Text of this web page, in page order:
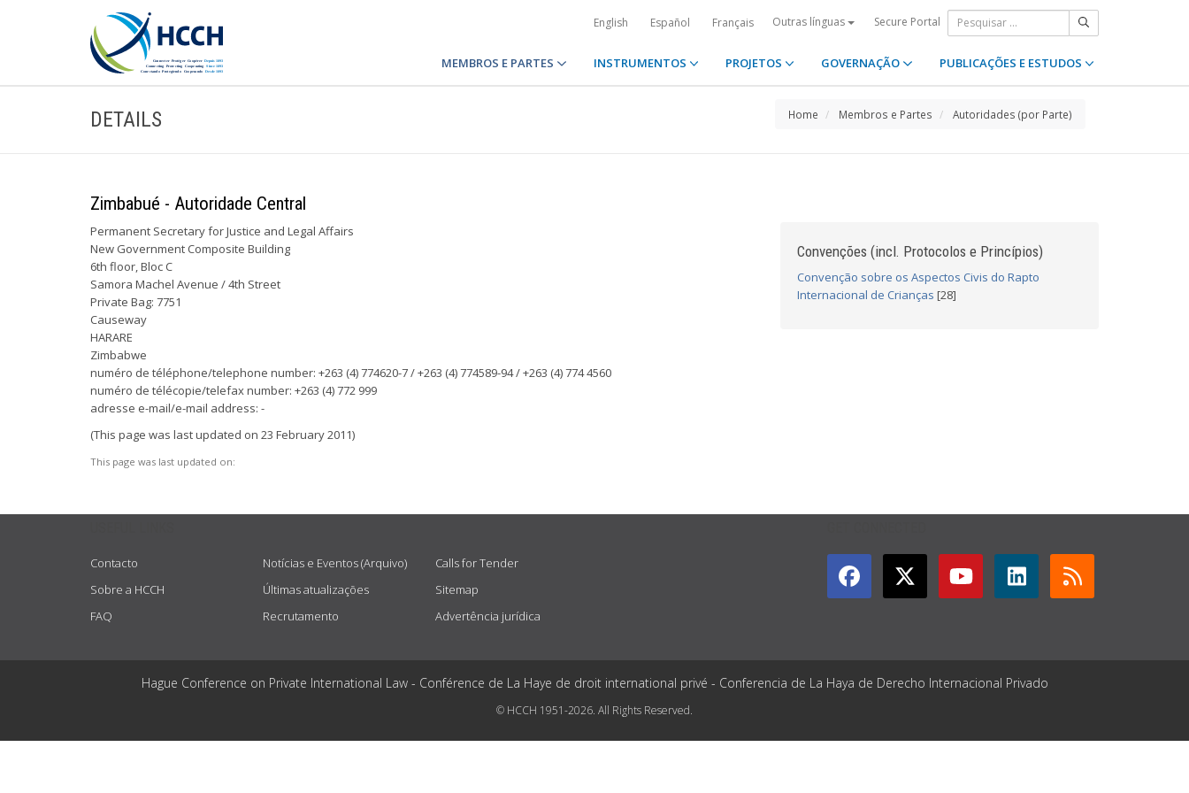
English Español Français Outras línguas Secure Portal
MEMBROS E PARTES INSTRUMENTOS PROJETOS GOVERNAÇÃO PUBLICAÇÕES E ESTUDOS
DETAILS Home Membros e Partes Autoridades (por Parte)
Zimbabué - Autoridade Central
Permanent Secretary for Justice and Legal Affairs
New Government Composite Building
6th floor, Bloc C
Samora Machel Avenue / 4th Street
Private Bag: 7751
Causeway
HARARE
Zimbabwe
numéro de téléphone/telephone number: +263 (4) 774620-7 / +263 (4) 774589-94 / +263 (4) 774 4560
numéro de télécopie/telefax number: +263 (4) 772 999
adresse e-mail/e-mail address: -
(This page was last updated on 23 February 2011)
This page was last updated on:
Convenções (incl. Protocolos e Princípios)
Convenção sobre os Aspectos Civis do Rapto
Internacional de Crianças [28]
Contacto
Sobre a HCCH
FAQ
Notícias e Eventos (Arquivo)
Últimas atualizações
Recrutamento
Calls for Tender
Sitemap
Advertência jurídica
Hague Conference on Private International Law - Conférence de La Haye de droit international privé - Conferencia de La Haya de Derecho Internacional Privado
© HCCH 1951-2026. All Rights Reserved.